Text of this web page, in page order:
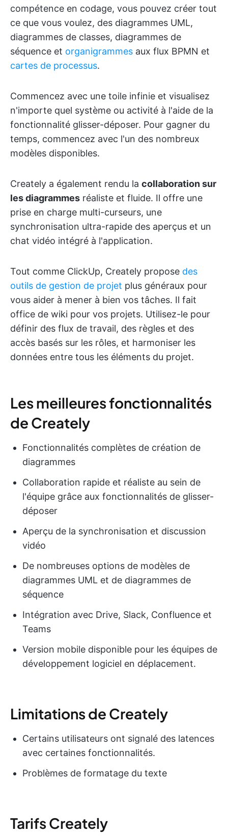
compétence en codage, vous pouvez créer tout
ce que vous voulez, des diagrammes UML,
diagrammes de classes, diagrammes de
séquence et organigrammes aux flux BPMN et
cartes de processus.
Commencez avec une toile infinie et visualisez
n'importe quel système ou activité à l'aide de la
fonctionnalité glisser-déposer. Pour gagner du
temps, commencez avec l'un des nombreux
modèles disponibles.
Creately a également rendu la collaboration sur
les diagrammes réaliste et fluide. Il offre une
prise en charge multi-curseurs, une
synchronisation ultra-rapide des aperçus et un
chat vidéo intégré à l'application.
Tout comme ClickUp, Creately propose des
outils de gestion de projet plus généraux pour
vous aider à mener à bien vos tâches. Il fait
office de wiki pour vos projets. Utilisez-le pour
définir des flux de travail, des règles et des
accès basés sur les rôles, et harmoniser les
données entre tous les éléments du projet.
Les meilleures fonctionnalités
de Creately
Fonctionnalités complètes de création de
diagrammes
Collaboration rapide et réaliste au sein de
l'équipe grâce aux fonctionnalités de glisser-
déposer
Aperçu de la synchronisation et discussion
vidéo
De nombreuses options de modèles de
diagrammes UML et de diagrammes de
séquence
Intégration avec Drive, Slack, Confluence et
Teams
Version mobile disponible pour les équipes de
développement logiciel en déplacement.
Limitations de Creately
Certains utilisateurs ont signalé des latences
avec certaines fonctionnalités.
Problèmes de formatage du texte
Tarifs Creately